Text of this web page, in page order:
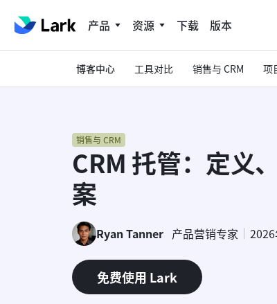
产品 资源 下载 版本
博客中心 工具对比 销售与 CRM 项
销售与 CRM
CRM 托管：定义
案
Ryan Tanner 产品营销专家
免费使用 Lark